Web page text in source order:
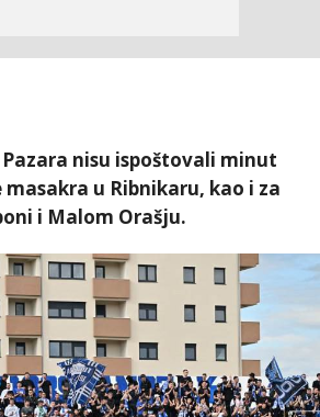
nisu ispoštovali minut
u Ribnikaru, kao i za
i Malom Orašju.